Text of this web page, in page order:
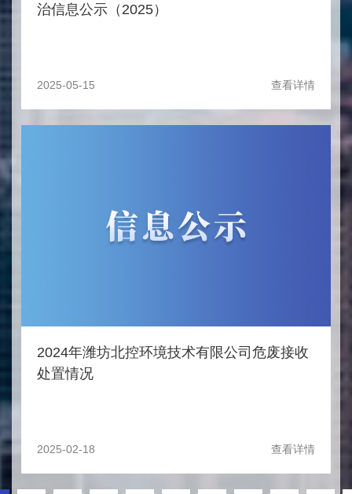
治信息公示（2025）
2025-05-15 查看详情
2024年潍坊北控环境技术有限公司危废接收
处置情况
2025-02-18 查看详情